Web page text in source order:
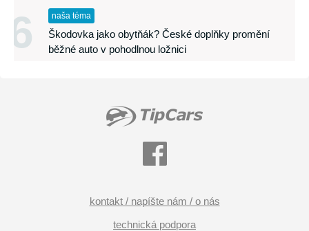
6 naša téma
Škodovka jako obytňák? České doplňky promění
běžné auto v pohodlnou ložnici
kontakt / napíšte nám / o nás
technická podpora